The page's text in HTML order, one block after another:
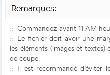
Remarques:
Commandez avant 11 AM
Le fichier doit avoir une
les éléments (images et textes)
de coupe.
Il est recommandé d’éviter